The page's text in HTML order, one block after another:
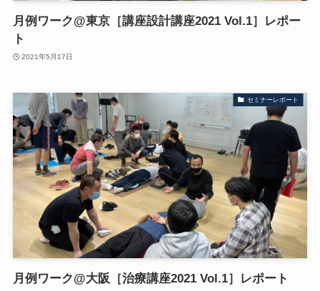
月例ワーク@東京［講座設計講座2021 Vol.1］レポー
ト
2021年5月17日
セミナーレポート
月例ワーク@大阪［治療講座2021 Vol.1］レポート